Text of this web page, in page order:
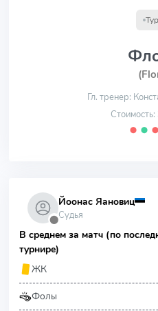
Гл. тренер:
⬤ ⬤ ⬤
⬤
Йоонас Яановиц
Судья
В среднем за матч (по
турнире)
ЖК
Фолы